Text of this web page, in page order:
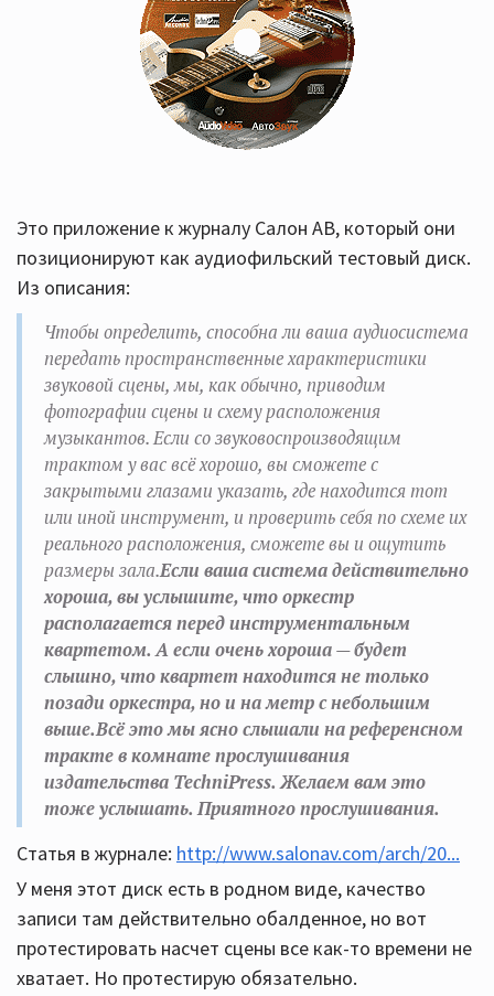
Это приложение к журналу Салон АВ, который они
позиционируют как аудиофильский тестовый диск.
Из описания:
Чтобы определить, способна ли ваша аудиосистема
передать пространственные характеристики
звуковой сцены, мы, как обычно, приводим
фотографии сцены и схему расположения
музыкантов. Если со звуковоспроизводящим
трактом у вас всё хорошо, вы сможете с
закрытыми глазами указать, где находится тот
или иной инструмент, и проверить себя по схеме их
реального расположения, сможете вы и ощутить
размеры зала.Если ваша система действительно
хороша, вы услышите, что оркестр
располагается перед инструментальным
квартетом. А если очень хороша — будет
слышно, что квартет находится не только
позади оркестра, но и на метр с небольшим
выше.Всё это мы ясно слышали на референсном
тракте в комнате прослушивания
издательства TechniPress. Желаем вам это
тоже услышать. Приятного прослушивания.
Статья в журнале: http://www.salonav.com/arch/20...
У меня этот диск есть в родном виде, качество
записи там действительно обалденное, но вот
протестировать насчет сцены все как-то времени не
хватает. Но протестирую обязательно.